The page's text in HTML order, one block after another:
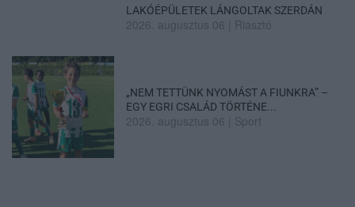
LAKÓÉPÜLETEK LÁNGOLTAK SZERDÁN
2026. augusztus 06 Riasztó
„NEM TETTÜNK NYOMÁST A FIUNKRA” –
EGY EGRI CSALÁD TÖRTÉNE...
2026. augusztus 06 Sport